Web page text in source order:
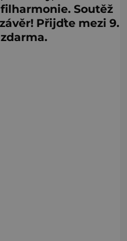
Soutěž
Přijďte mezi 9.